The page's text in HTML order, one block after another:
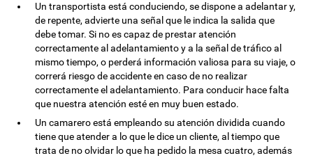
Un transportista está conduciendo, se dispone a adelantar y,
de repente, advierte una señal que le indica la salida que
debe tomar. Si no es capaz de prestar atención
correctamente al adelantamiento y a la señal de tráfico al
mismo tiempo, o perderá información valiosa para su viaje, o
correrá riesgo de accidente en caso de no realizar
correctamente el adelantamiento. Para conducir hace falta
que nuestra atención esté en muy buen estado.
Un camarero está empleando su atención dividida cuando
tiene que atender a lo que le dice un cliente, al tiempo que
trata de no olvidar lo que ha pedido la mesa cuatro, además